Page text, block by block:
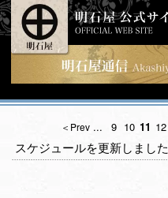
＜Prev ... 9 10 11 12
スケジュールを更新しました